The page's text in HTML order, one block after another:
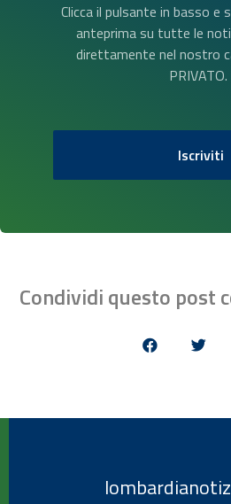
Clicca il pulsante in basso e
anteprima su tutte le
direttamente nel nostro
PRIVATO.
Iscriviti
Condividi questo post